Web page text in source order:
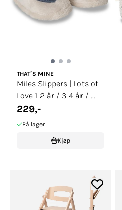
THAT`S MINE
Miles Slippers | Lots of
Love 1-2 år / 3-4 år / ...
229,-
På lager
Kjøp